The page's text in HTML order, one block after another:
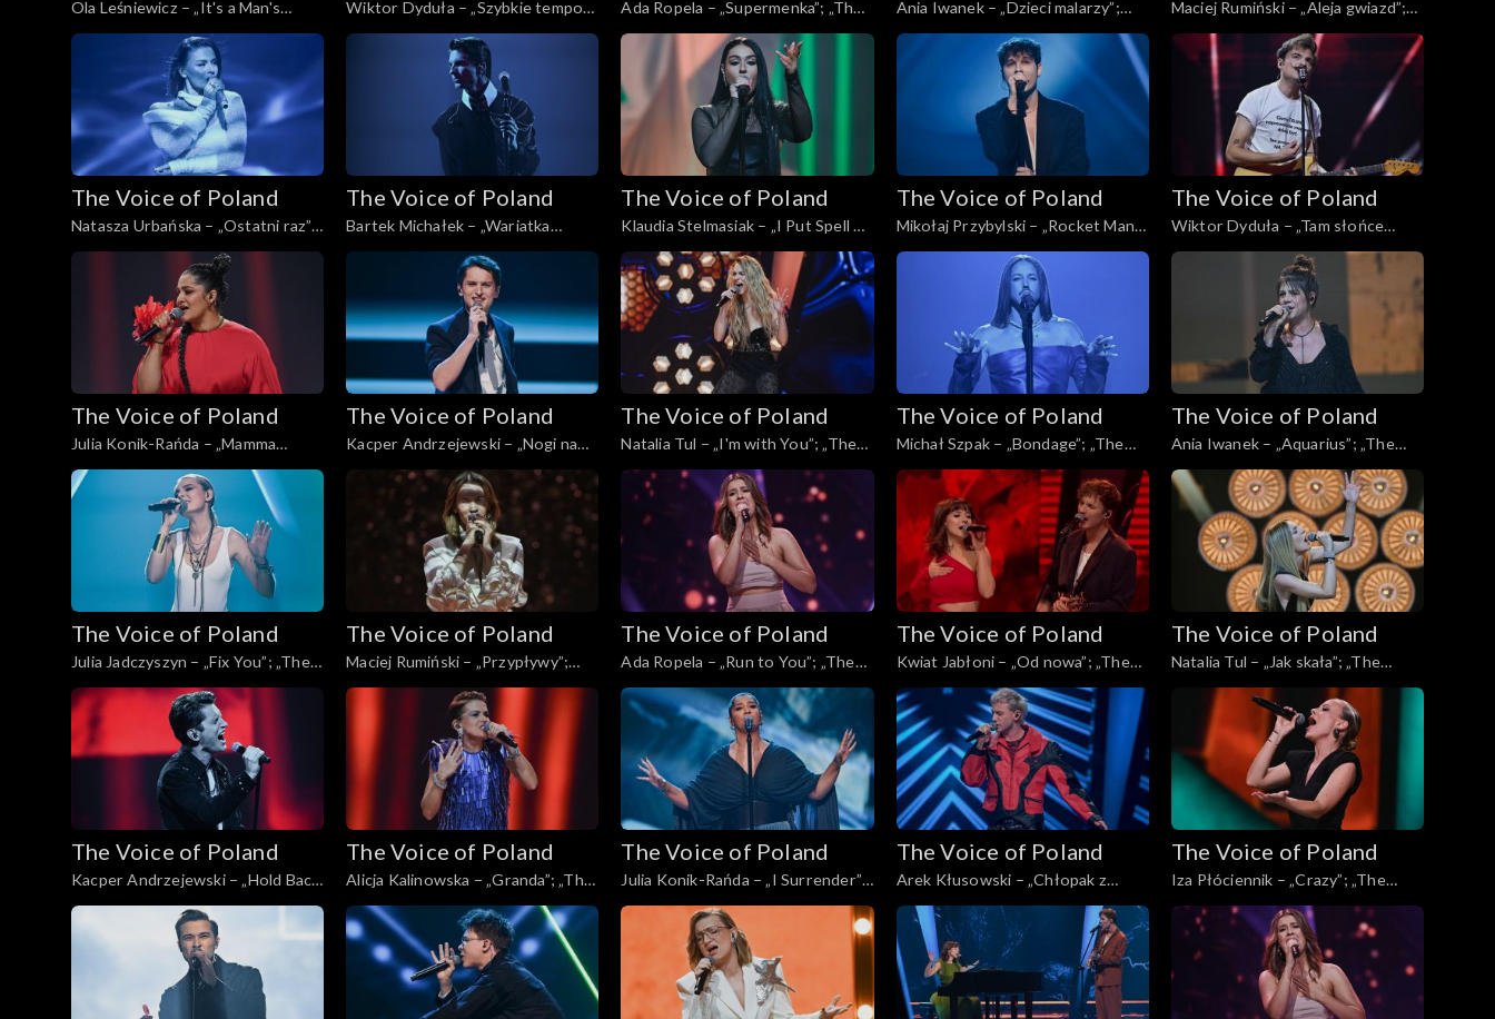
Ola Leśniewicz – „It's a Man's
Man's Man's World”; „The Voice of
Poland”, Live, 16 listopada 2024
Wiktor Dyduła – „Szybkie tempo”;
„The Voice of Poland”, Live, 16
listopada 2024
Ada Ropela – „Supermenka”; „The
Voice of Poland”, Live, 16 listopada
Ania Iwanek – „Dzieci malarzy”;
„The Voice of Poland”, Live, 16
listopada 2024
Maciej Rumiński – „Aleja gwiazd”;
„The Voice of Poland”, Live, 16
listopada 2024
The Voice of Poland
Natasza Urbańska – „Ostatni raz”;
„The Voice of Poland”, Live, 16
The Voice of Poland
Bartek Michałek – „Wariatka
tańczy”; „The Voice of Poland”,
Live, 16 listopada 2024
The Voice of Poland
Klaudia Stelmasiak – „I Put Spell on
You”; „The Voice of Poland”, Live,
16 listopada 2024
The Voice of Poland
Mikołaj Przybylski – „Rocket Man”;
„The Voice of Poland”, Live, 16
listopada 2024
The Voice of Poland
Wiktor Dyduła – „Tam słońce
gdzie my”; „The Voice of Poland”,
Live, 16 listopada 2024
The Voice of Poland
Julia Konik-Rańda – „Mamma
Knows Best”; „The Voice of
Poland”, Live, 16 listopada 2024
The Voice of Poland
Kacper Andrzejewski – „Nogi na
stół”; „The Voice of Poland”, Live,
16 listopada 2024
The Voice of Poland
Natalia Tul – „I'm with You”; „The
Voice of Poland”, Live, 16 listopada
2024
The Voice of Poland
Michał Szpak – „Bondage”; „The
Voice of Poland”, Live, 16 listopada
2024
The Voice of Poland
Ania Iwanek – „Aquarius”; „The
Voice of Poland”, Live, 9 listopada
2024
The Voice of Poland
Julia Jadczyszyn – „Fix You”; „The
Voice of Poland”, Live, 9 listopada
2024
The Voice of Poland
Maciej Rumiński – „Przypływy”;
„The Voice of Poland”, Live, 9
listopada 2024
The Voice of Poland
Ada Ropela – „Run to You”; „The
Voice of Poland”, Live, 9 listopada
2024
The Voice of Poland
Kwiat Jabłoni – „Od nowa”; „The
Voice of Poland”, Live, 9 listopada
2024
The Voice of Poland
Natalia Tul – „Jak skała”; „The
Voice of Poland”, Live, 9 listopada
The Voice of Poland
Kacper Andrzejewski – „Hold Back
the River”; „The Voice of Poland”,
Live, 9 listopada 2024
The Voice of Poland
Alicja Kalinowska – „Granda”; „The
Voice of Poland”, Live, 9 listopada
2024
The Voice of Poland
Julia Konik-Rańda – „I Surrender”;
„The Voice of Poland”, Live, 9
listopada 2024
The Voice of Poland
Arek Kłusowski – „Chłopak z
sąsiedztwa”; „The Voice of
Poland”, Live, 9 listopada 2024
The Voice of Poland
Iza Płóciennik – „Crazy”; „The
Voice of Poland”, Live, 9 listopada
2024